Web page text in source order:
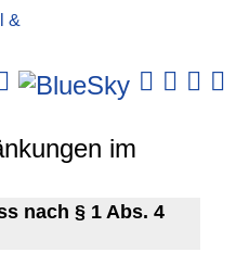
im
nach § 1 Abs. 4